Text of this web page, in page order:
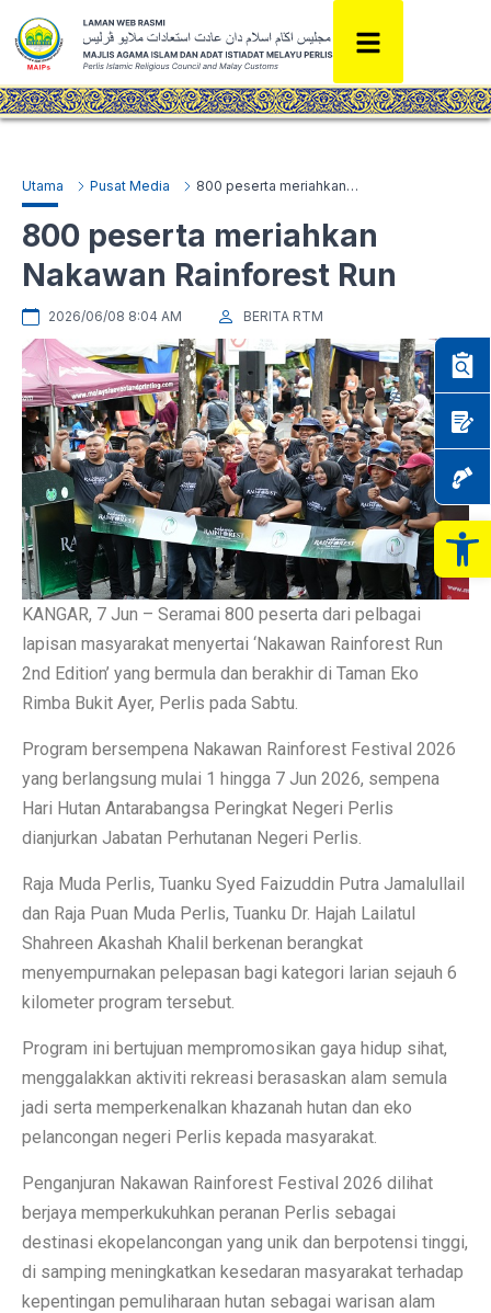
Utama Pusat Media 800 peserta meriahkan Nakawan Rainforest Run
800 peserta meriahkan
Nakawan Rainforest Run
2026/06/08 8:04 AM BERITA RTM
KANGAR, 7 Jun – Seramai 800 peserta dari pelbagai
lapisan masyarakat menyertai ‘Nakawan Rainforest Run
2nd Edition’ yang bermula dan berakhir di Taman Eko
Rimba Bukit Ayer, Perlis pada Sabtu.
Program bersempena Nakawan Rainforest Festival 2026
yang berlangsung mulai 1 hingga 7 Jun 2026, sempena
Hari Hutan Antarabangsa Peringkat Negeri Perlis
dianjurkan Jabatan Perhutanan Negeri Perlis.
Raja Muda Perlis, Tuanku Syed Faizuddin Putra Jamalullail
dan Raja Puan Muda Perlis, Tuanku Dr. Hajah Lailatul
Shahreen Akashah Khalil berkenan berangkat
menyempurnakan pelepasan bagi kategori larian sejauh 6
kilometer program tersebut.
Program ini bertujuan mempromosikan gaya hidup sihat,
menggalakkan aktiviti rekreasi berasaskan alam semula
jadi serta memperkenalkan khazanah hutan dan eko
pelancongan negeri Perlis kepada masyarakat.
Penganjuran Nakawan Rainforest Festival 2026 dilihat
berjaya memperkukuhkan peranan Perlis sebagai
destinasi ekopelancongan yang unik dan berpotensi tinggi,
di samping meningkatkan kesedaran masyarakat terhadap
kepentingan pemuliharaan hutan sebagai warisan alam